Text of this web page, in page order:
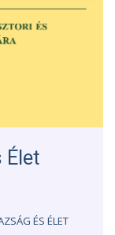
Élet
ÉS ÉLET